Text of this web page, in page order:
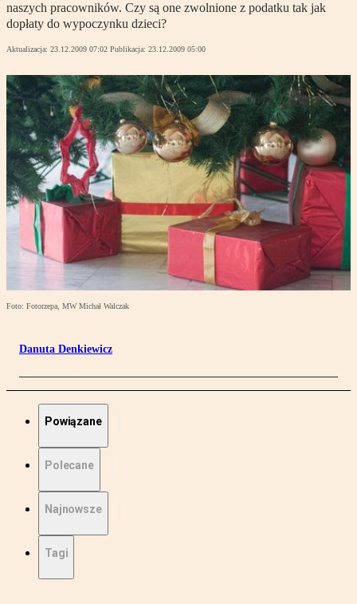
naszych pracowników. Czy są one zwolnione z podatku tak jak
dopłaty do wypoczynku dzieci?
Aktualizacja: 23.12.2009 07:02 Publikacja: 23.12.2009 05:00
Foto: Fotorzepa, MW Michał Walczak
Danuta Denkiewicz
Powiązane
Polecane
Najnowsze
Tagi